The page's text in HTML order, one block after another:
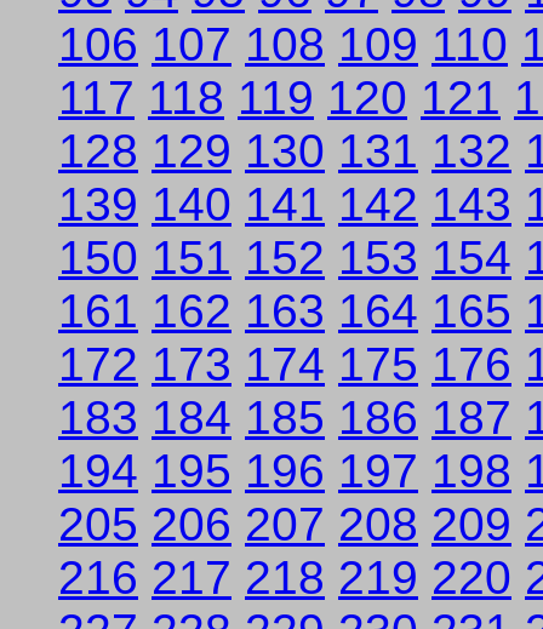
106 107 108 109 110
117 118 119 120 121
128 129 130 131 132
139 140 141 142 143
150 151 152 153 154
161 162 163 164 165
172 173 174 175 176
183 184 185 186 187
194 195 196 197 198
205 206 207 208 209
216 217 218 219 220